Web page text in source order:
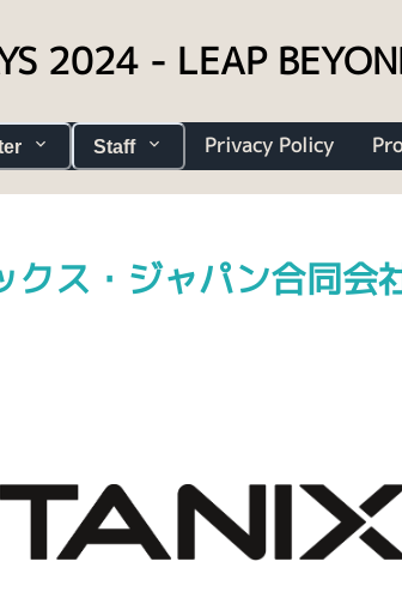
2024 - LEAP
Staff Privacy Policy
クス・ジャパン合同会